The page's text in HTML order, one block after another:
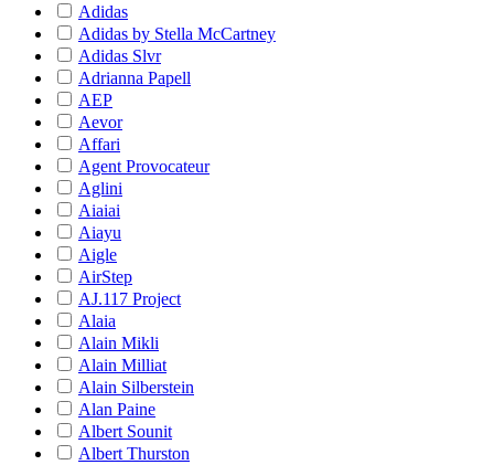
Adidas
Adidas by Stella McCartney
Adidas Slvr
Adrianna Papell
AEP
Aevor
Affari
Agent Provocateur
Aglini
Aiaiai
Aiayu
Aigle
AirStep
AJ.117 Project
Alaia
Alain Mikli
Alain Milliat
Alain Silberstein
Alan Paine
Albert Sounit
Albert Thurston